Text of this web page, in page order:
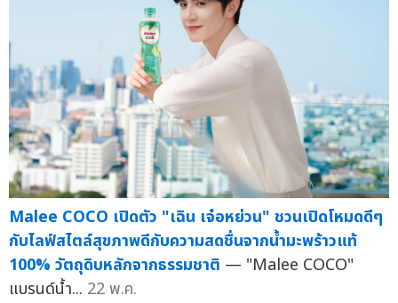
Malee COCO เปิดตัว "เฉิน เจ๋อหย่วน" ชวนเปิดโหมดดีๆ
กับไลฟ์สไตล์สุขภาพดีกับความสดชื่นจากน้ำมะพร้าวแท้
100% วัตถุดิบหลักจากธรรมชาติ — "Malee COCO"
แบรนด์น้ำ... 22 พ.ค.